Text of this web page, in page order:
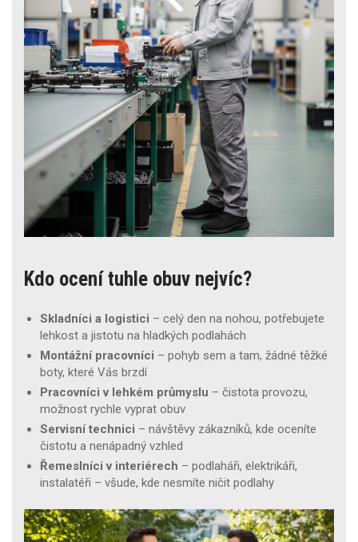
Kdo ocení tuhle obuv nejvíc?
Skladníci a logistici – celý den na nohou, potřebujete
lehkost a jistotu na hladkých podlahách
Montážní pracovníci – pohyb sem a tam, žádné těžké
boty, které Vás brzdí
Pracovníci v lehkém průmyslu – čistota provozu,
možnost rychle vyprat obuv
Servisní technici – návštěvy zákazníků, kde oceníte
čistotu a nenápadný vzhled
Řemeslníci v interiérech – podlaháři, elektrikáři,
instalatéři – všude, kde nesmíte ničit podlahy